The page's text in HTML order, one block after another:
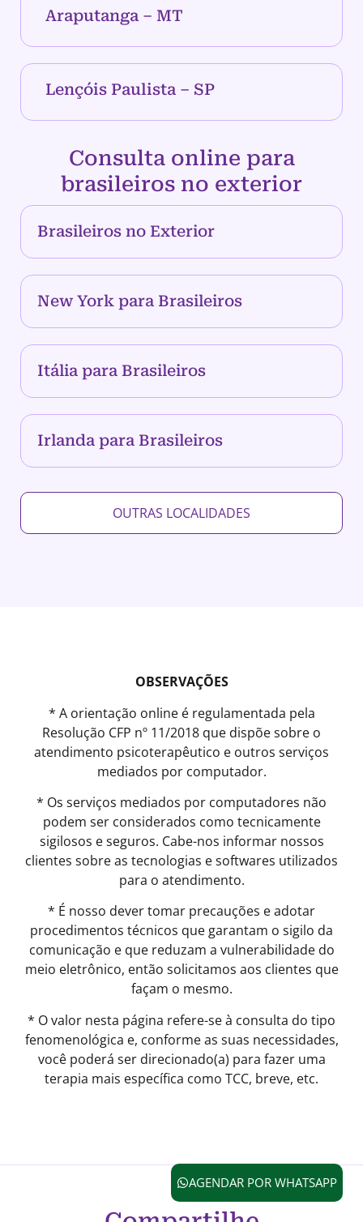
Araputanga – MT
Lençóis Paulista – SP
Consulta online para
brasileiros no exterior
Brasileiros no Exterior
New York para Brasileiros
Itália para Brasileiros
Irlanda para Brasileiros
OUTRAS LOCALIDADES
OBSERVAÇÕES
* A orientação online é regulamentada pela
Resolução CFP nº 11/2018 que dispõe sobre o
atendimento psicoterapêutico e outros serviços
mediados por computador.
* Os serviços mediados por computadores não
podem ser considerados como tecnicamente
sigilosos e seguros. Cabe-nos informar nossos
clientes sobre as tecnologias e softwares utilizados
para o atendimento.
* É nosso dever tomar precauções e adotar
procedimentos técnicos que garantam o sigilo da
comunicação e que reduzam a vulnerabilidade do
meio eletrônico, então solicitamos aos clientes que
façam o mesmo.
* O valor nesta página refere-se à consulta do tipo
fenomenológica e, conforme as suas necessidades,
você poderá ser direcionado(a) para fazer uma
terapia mais específica como TCC, breve, etc.
AGENDAR POR WHATSAPP